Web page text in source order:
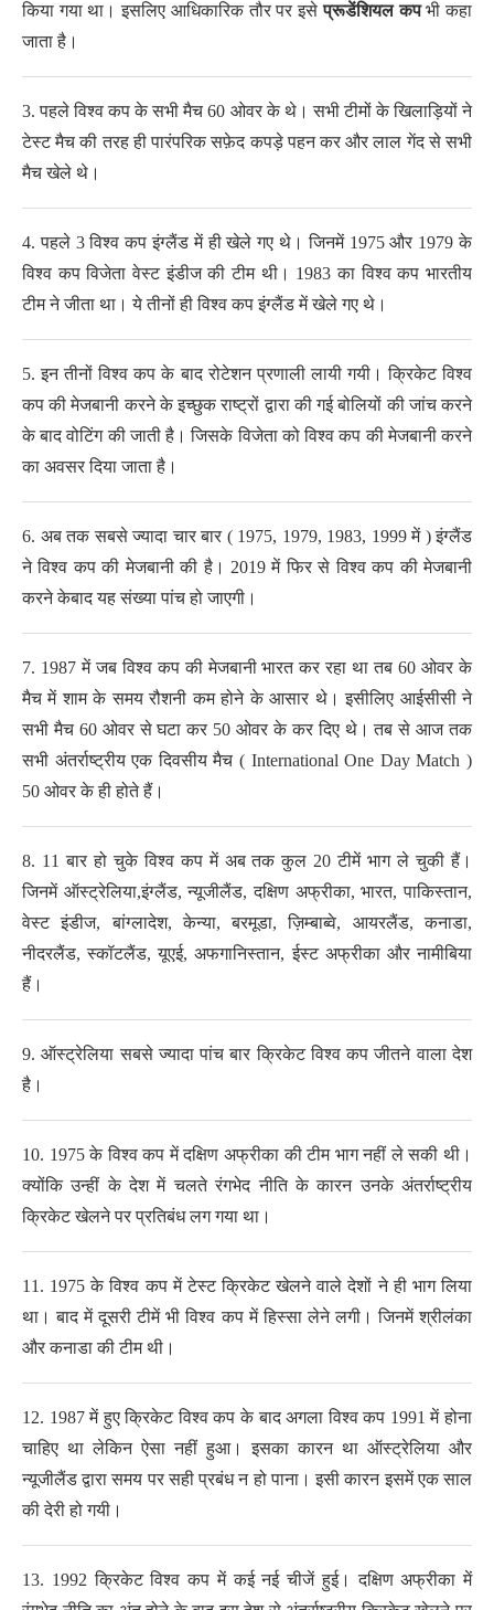
किया गया था। इसलिए आधिकारिक तौर पर इसेप्रूडेंशियल कपभी कहा
जाता है।
3. पहले विश्व कप के सभी मैच 60 ओवर के थे। सभी टीमों के खिलाड़ियों ने
टेस्ट मैच की तरह ही पारंपरिक सफ़ेद कपड़े पहन कर और लाल गेंद से सभी
मैच खेले थे।
4. पहले 3 विश्व कप इंग्लैंड में ही खेले गए थे। जिनमें 1975 और 1979 के
विश्व कप विजेता वेस्ट इंडीज की टीम थी। 1983 का विश्व कप भारतीय
टीम ने जीता था। ये तीनों ही विश्व कप इंग्लैंड में खेले गए थे।
5. इन तीनों विश्व कप के बाद रोटेशन प्रणाली लायी गयी। क्रिकेट विश्व
कप की मेजबानी करने के इच्छुक राष्ट्रों द्वारा की गई बोलियों की जांच करने
के बाद वोटिंग की जाती है। जिसके विजेता को विश्व कप की मेजबानी करने
का अवसर दिया जाता है।
6. अब तक सबसे ज्यादा चार बार ( 1975, 1979, 1983, 1999 में ) इंग्लैंड
ने विश्व कप की मेजबानी की है। 2019 में फिर से विश्व कप की मेजबानी
करने केबाद यह संख्या पांच हो जाएगी।
7. 1987 में जब विश्व कप की मेजबानी भारत कर रहा था तब 60 ओवर के
मैच में शाम के समय रौशनी कम होने के आसार थे। इसीलिए आईसीसी ने
सभी मैच 60 ओवर से घटा कर 50 ओवर के कर दिए थे। तब से आज तक
सभी अंतर्राष्ट्रीय एक दिवसीय मैच ( International One Day Match )
50 ओवर के ही होते हैं।
8. 11 बार हो चुके विश्व कप में अब तक कुल 20 टीमें भाग ले चुकी हैं।
जिनमें ऑस्ट्रेलिया,इंग्लैंड, न्यूजीलैंड, दक्षिण अफ्रीका, भारत, पाकिस्तान,
वेस्ट इंडीज, बांग्लादेश, केन्या, बरमूडा, ज़िम्बाब्वे, आयरलैंड, कनाडा,
नीदरलैंड, स्कॉटलैंड, यूएई, अफगानिस्तान, ईस्ट अफ्रीका और नामीबिया
हैं।
9. ऑस्ट्रेलिया सबसे ज्यादा पांच बार क्रिकेट विश्व कप जीतने वाला देश
है।
10. 1975 के विश्व कप में दक्षिण अफ्रीका की टीम भाग नहीं ले सकी थी।
क्योंकि उन्हीं के देश में चलते रंगभेद नीति के कारन उनके अंतर्राष्ट्रीय
क्रिकेट खेलने पर प्रतिबंध लग गया था।
11. 1975 के विश्व कप में टेस्ट क्रिकेट खेलने वाले देशों ने ही भाग लिया
था। बाद में दूसरी टीमें भी विश्व कप में हिस्सा लेने लगी। जिनमें श्रीलंका
और कनाडा की टीम थी।
12. 1987 में हुए क्रिकेट विश्व कप के बाद अगला विश्व कप 1991 में होना
चाहिए था लेकिन ऐसा नहीं हुआ। इसका कारन था ऑस्ट्रेलिया और
न्यूजीलैंड द्वारा समय पर सही प्रबंध न हो पाना। इसी कारन इसमें एक साल
की देरी हो गयी।
13. 1992 क्रिकेट विश्व कप में कई नई चीजें हुई। दक्षिण अफ्रीका में